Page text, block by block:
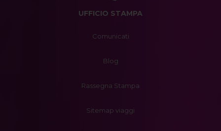
UFFICIO STAMPA
Comunicati
Blog
Rassegna Stampa
Sitemap viaggi